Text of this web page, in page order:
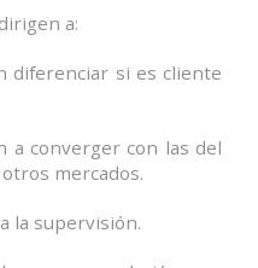
a:
diferenciar si es cliente
a converger con las del
mercados.
la supervisión.